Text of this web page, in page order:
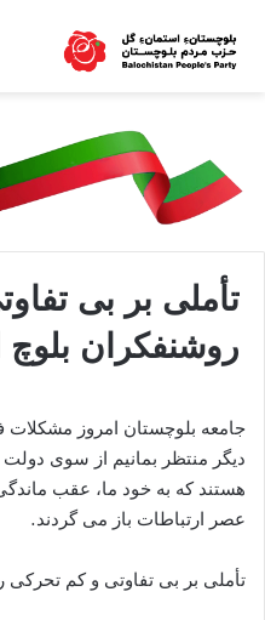
تأملی بر بی
روشنفکران بلوچ
جامعه بلوچستان امروز مشکلات
دیگر منتظر بمانیم از سوی
هستند که به خود ما، عقب
عصر ارتباطات باز می گردند.
تأملی بر بی تفاوتی و کم تحرکی